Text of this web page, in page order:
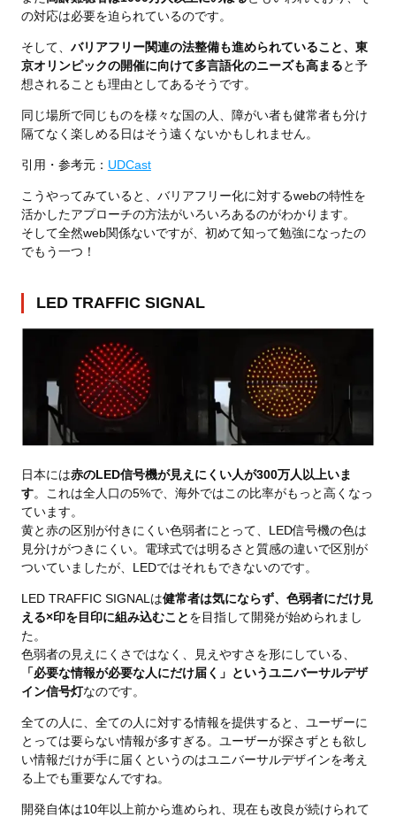
の対応は必要を迫られているのです。
そして、 バリアフリー関連の法整備も進められていること、東
京オリンピックの開催に向けて多言語化のニーズも高まると予
想されることも理由としてあるそうです。
同じ場所で同じものを様々な国の人、障がい者も健常者も分け
隔てなく楽しめる日はそう遠くないかもしれません。
引用・参考元： UDCast
こうやってみていると、バリアフリー化に対するwebの特性を
活かしたアプローチの方法がいろいろあるのがわかります。
そして全然web関係ないですが、初めて知って勉強になったの
でもう一つ！
LED TRAFFIC SIGNAL
日本には赤のLED信号機が見えにくい人が300万人以上いま
す。これは全人口の5%で、海外ではこの比率がもっと高くなっ
ています。
黄と赤の区別が付きにくい色弱者にとって、LED信号機の色は
見分けがつきにくい。電球式では明るさと質感の違いで区別が
ついていましたが、LEDではそれもできないのです。
LED TRAFFIC SIGNALは健常者は気にならず、色弱者にだけ見
える×印を目印に組み込むことを目指して開発が始められまし
た。
色弱者の見えにくさではなく、見えやすさを形にしている、
「必要な情報が必要な人にだけ届く」というユニバーサルデザ
イン信号灯なのです。
全ての人に、全ての人に対する情報を提供すると、ユーザーに
とっては要らない情報が多すぎる。ユーザーが探さずとも欲し
い情報だけが手に届くというのはユニバーサルデザインを考え
る上でも重要なんですね。
開発自体は10年以上前から進められ、現在も改良が続けられて